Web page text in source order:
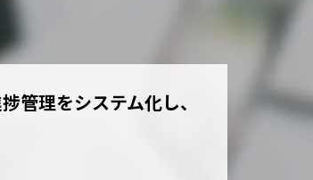
（エヌビット フェル
管理をシステム化し、